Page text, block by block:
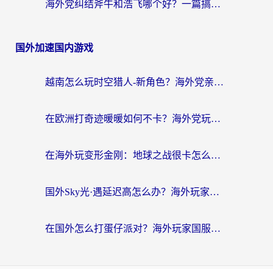
海外党纠结斧牛和浩飞哪个好？一篇搞定回国加速器选择+无缝访问国内资源指南
国外加速国内游戏
越南怎么玩时空猎人-新角色？海外党亲测有效的国服游戏加速指南
在欧洲打奇迹暖暖如何不卡？海外党玩国服游戏的终极加速攻略
在海外玩变形金刚：地球之战很卡怎么办？老玩家亲测的加速器指南，解决卡顿烦恼
国外Sky光·遇延迟高怎么办？海外玩家国服游戏加速终极指南（附实测技巧）
在国外怎么打蛋仔派对？海外玩家国服游戏加速避坑指南（附实测推荐）